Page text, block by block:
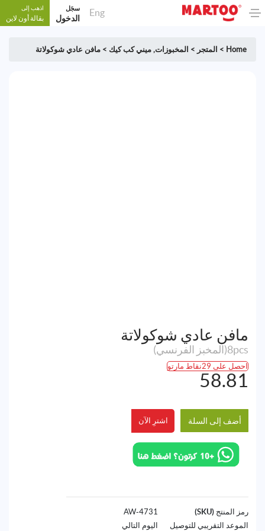
Eng سجَل
الدخول
اذهب إلى
بقالة أون لاين
Home
> المتجر > المخبوزات, ميني كب كيك > مافن عادي شوكولاتة
مافن عادي شوكولاتة
8pcs(المخبز الفرنسي)
احصل على 29نقاط مارتو
58.81
أضف إلى السلة اشترِ الآن
رمز المنتج (SKU)
4731-AW
الموعد التقريبي للتوصيل
اليوم التالي